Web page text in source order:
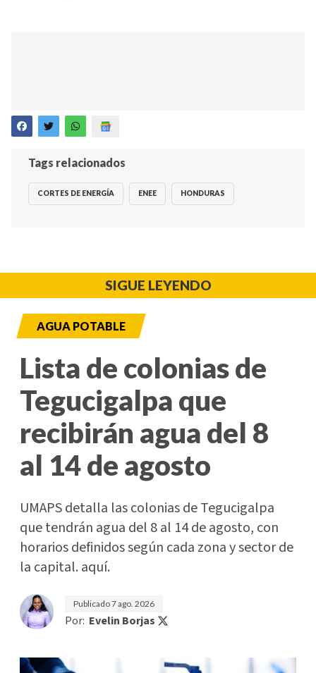
Tags relacionados
CORTES DE ENERGÍA ENEE HONDURAS
SIGUE LEYENDO
AGUA POTABLE
Lista de colonias de
Tegucigalpa que
recibirán agua del 8
al 14 de agosto
UMAPS detalla las colonias de Tegucigalpa
que tendrán agua del 8 al 14 de agosto, con
horarios definidos según cada zona y sector de
la capital. aquí.
Publicado7 ago. 2026
Por: Evelin Borjas